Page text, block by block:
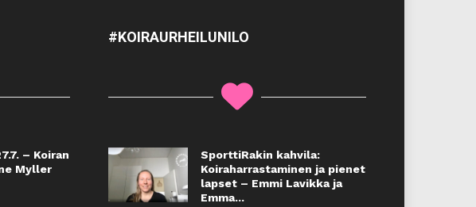
– Koiran
Myller
#KOIRAURHEILUNILO
SporttiRakin kahvila:
Koiraharrastaminen ja pienet
lapset – Emmi Lavikka ja
Emma...